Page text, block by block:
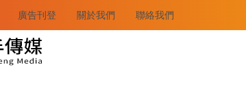
廣告刊登 關於我們 聯絡我們